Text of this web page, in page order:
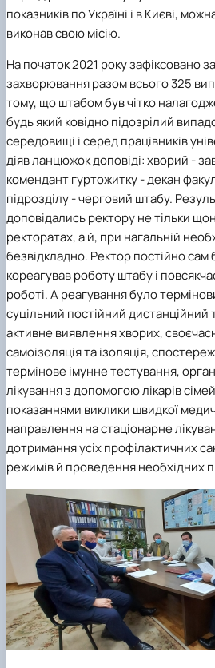
показників по Україні і в Києві,
виконав свою місію.
На початок 2021 року зафіксовано
захворювання разом всього 325
тому, що штабом був чітко
будь який ковідно підозрілий
середовищі і серед працівників
діяв ланцюжок доповіді: хворий -
комендант гуртожитку - декан
підрозділу - черговий штабу.
доповідались ректору не тільки
ректоратах, а й, при нагальній
безвідкладно. Ректор постійно
кореагував роботу штабу і
роботі. А реагування було
суцільний постійний дистанційний
активне виявлення хворих,
самоізоляція та ізоляція,
термінове імунне тестування,
лікування з допомогою лікарів
показаннями виклики швидкої
направлення на стаціонарне
дотримання усіх профілактичних
режимів й проведення необхідних